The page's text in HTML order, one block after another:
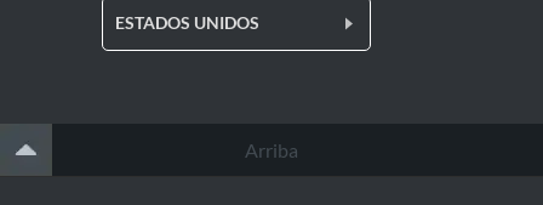
ESTADOS UNIDOS
Arriba